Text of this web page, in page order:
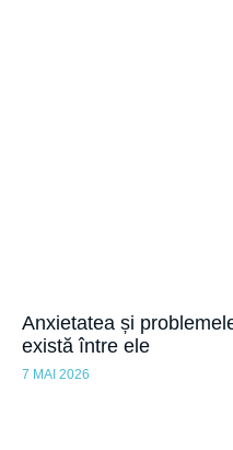
Anxietatea și
există între ele
7 MAI 2026